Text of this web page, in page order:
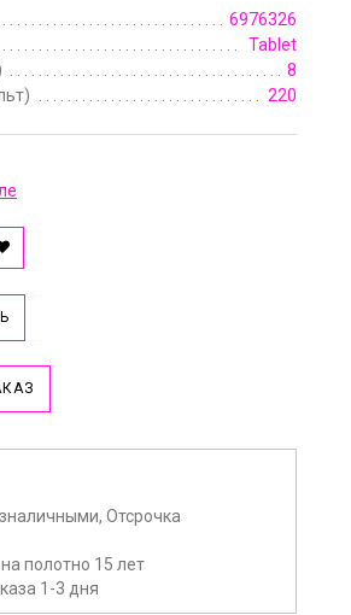
6976326
Tablet
8
220
Отсрочка
полотно 15 лет
1-3 дня